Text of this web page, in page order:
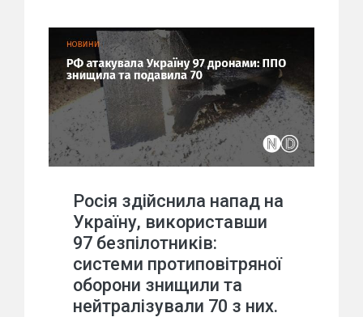
Росія здійснила напад на
Україну, використавши
97 безпілотників:
системи протиповітряної
оборони знищили та
нейтралізували 70 з них.